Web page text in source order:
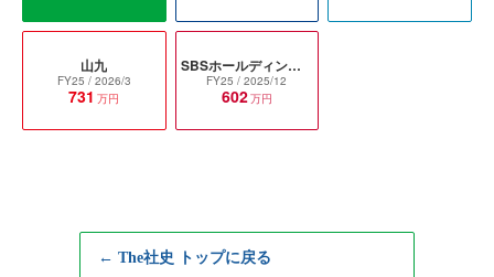
山九
FY25 / 2026/3
731 万円
SBSホールディングス
FY25 / 2025/12
602万円
← The社史 トップに戻る